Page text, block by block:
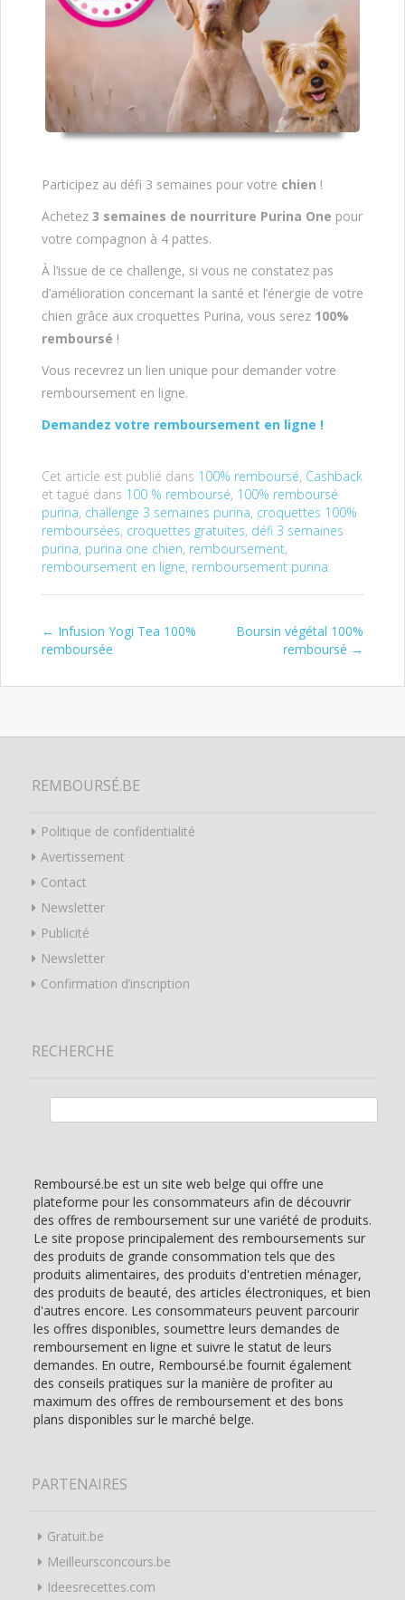
Participez au défi 3 semaines pour votre chien !
Achetez 3 semaines de nourriture Purina One pour
votre compagnon à 4 pattes.
À l’issue de ce challenge, si vous ne constatez pas
d’amélioration concernant la santé et l’énergie de votre
chien grâce aux croquettes Purina, vous serez 100%
remboursé !
Vous recevrez un lien unique pour demander votre
remboursement en ligne.
Demandez votre remboursement en ligne !
Cet article est publié dans 100% remboursé, Cashback
et tagué dans 100 % remboursé, 100% remboursé
purina, challenge 3 semaines purina, croquettes 100%
remboursées, croquettes gratuites, défi 3 semaines
purina, purina one chien, remboursement,
remboursement en ligne, remboursement purina.
Post navigation
← Infusion Yogi Tea 100%
remboursée
Boursin végétal 100%
remboursé →
REMBOURSÉ.BE
Politique de confidentialité
Avertissement
Contact
Newsletter
Publicité
Newsletter
Confirmation d’inscription
RECHERCHE
Remboursé.be est un site web belge qui offre une
plateforme pour les consommateurs afin de découvrir
des offres de remboursement sur une variété de produits.
Le site propose principalement des remboursements sur
des produits de grande consommation tels que des
produits alimentaires, des produits d'entretien ménager,
des produits de beauté, des articles électroniques, et bien
d'autres encore. Les consommateurs peuvent parcourir
les offres disponibles, soumettre leurs demandes de
remboursement en ligne et suivre le statut de leurs
demandes. En outre, Remboursé.be fournit également
des conseils pratiques sur la manière de profiter au
maximum des offres de remboursement et des bons
plans disponibles sur le marché belge.
PARTENAIRES
Gratuit.be
Meilleursconcours.be
Ideesrecettes.com